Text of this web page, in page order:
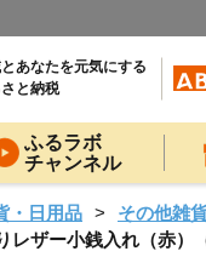
あなたを元気にする
と納税
ふるラボ
チャンネル
・日用品
その他雑
レザー小銭入れ（赤